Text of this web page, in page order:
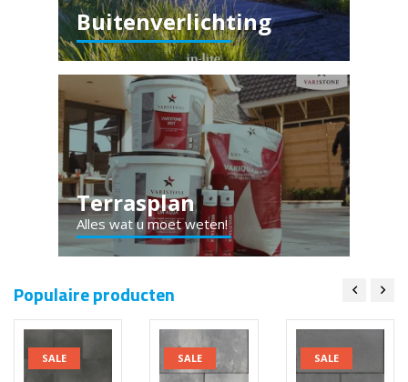
Buitenverlichting
Terrasplan
Alles wat u moet weten!
Populaire producten
SALE SALE SALE